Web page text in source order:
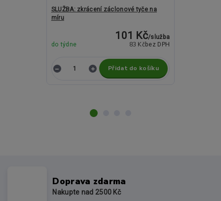
SLUŽBA: zkrácení záclonové tyče na
míru
101 Kč/služba
83 Kč bez DPH
do týdne
Přidat do košíku
Doprava zdarma
Nakupte nad 2500 Kč